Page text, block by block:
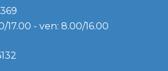
17.00 - ven: 8.00/16.00